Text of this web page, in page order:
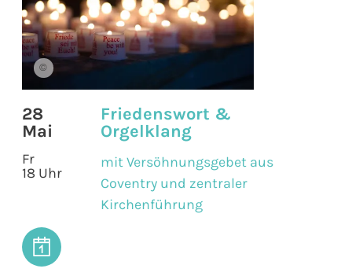
©
28
Mai
Fr
18 Uhr
Friedenswort &
Orgelklang
mit Versöhnungsgebet aus
Coventry und zentraler
Kirchenführung